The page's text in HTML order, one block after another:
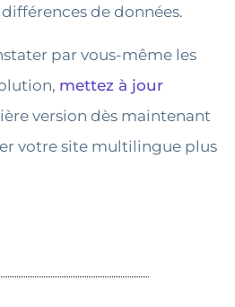
de données.
par vous-même les
mettez à jour
version dès maintenant
votre site multilingue plus